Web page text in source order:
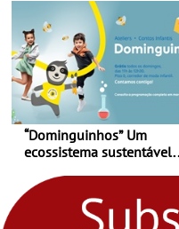
“Dominguinhos” Um
ecossistema sustentável
fores - Atelier de Educação
Ambiental nos
“Dominguinhos” de 23 de